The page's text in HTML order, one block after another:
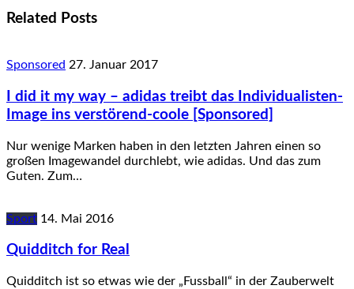
Related Posts
Sponsored 27. Januar 2017
I did it my way – adidas treibt das Individualisten-
Image ins verstörend-coole [Sponsored]
Nur wenige Marken haben in den letzten Jahren einen so
großen Imagewandel durchlebt, wie adidas. Und das zum
Guten. Zum…
Sport 14. Mai 2016
Quidditch for Real
Quidditch ist so etwas wie der „Fussball“ in der Zauberwelt